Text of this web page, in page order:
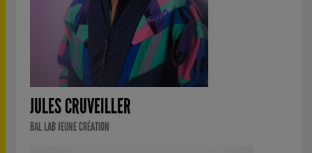
JULES CRUVEILLER
BAL LAB JEUNE CRÉATION